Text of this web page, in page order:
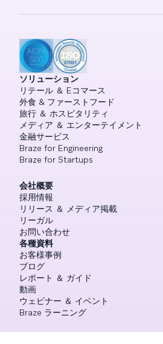
ソリューション
リテール ＆ Eコマース
外食 & ファーストフード
旅行 ＆ ホスピタリティ
メディア ＆ エンターテイメント
金融サービス
Braze for Engineering
Braze for Startups
会社概要
採用情報
リリース ＆ メディア掲載
リーガル
お問い合わせ
各種資料
お客様事例
ブログ
レポート ＆ ガイド
動画
ウェビナー ＆ イベント
Braze ラーニング